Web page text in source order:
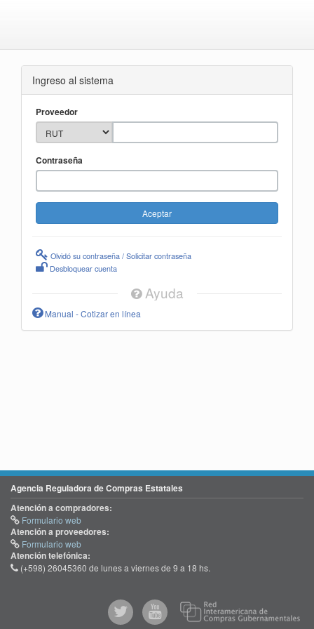
Ingreso al sistema
Proveedor
Contraseña
Olvidó su contraseña / Solicitar contraseña
Desbloquear cuenta
Ayuda
Manual - Cotizar en línea
Agencia Reguladora de Compras Estatales
Atención a compradores:
Formulario web
Atención a proveedores:
Formulario web
Atención telefónica:
(+598) 26045360 de lunes a viernes de 9 a 18 hs.
@comprasgubuy
ACCE